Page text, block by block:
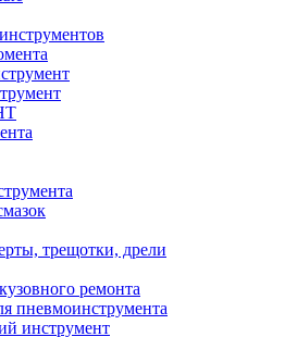
трещотки, дрели
ремонта
пневмоинструмента
инструмент